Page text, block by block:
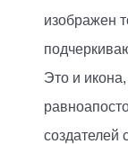
изображен
Это и
создателей